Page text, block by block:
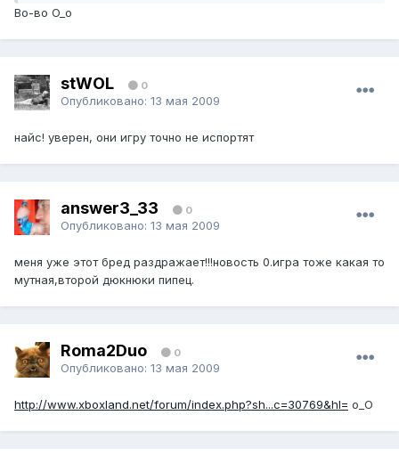
Во-во O_o
stWOL 0
Опубликовано: 13 мая 2009
найс! уверен, они игру точно не испортят
answer3_33 0
Опубликовано: 13 мая 2009
меня уже этот бред раздражает!!!новость 0.игра тоже какая то
мутная,второй дюкнюки пипец.
Roma2Duo 0
Опубликовано: 13 мая 2009
http://www.xboxland.net/forum/index.php?sh...c=30769&hl= о_О